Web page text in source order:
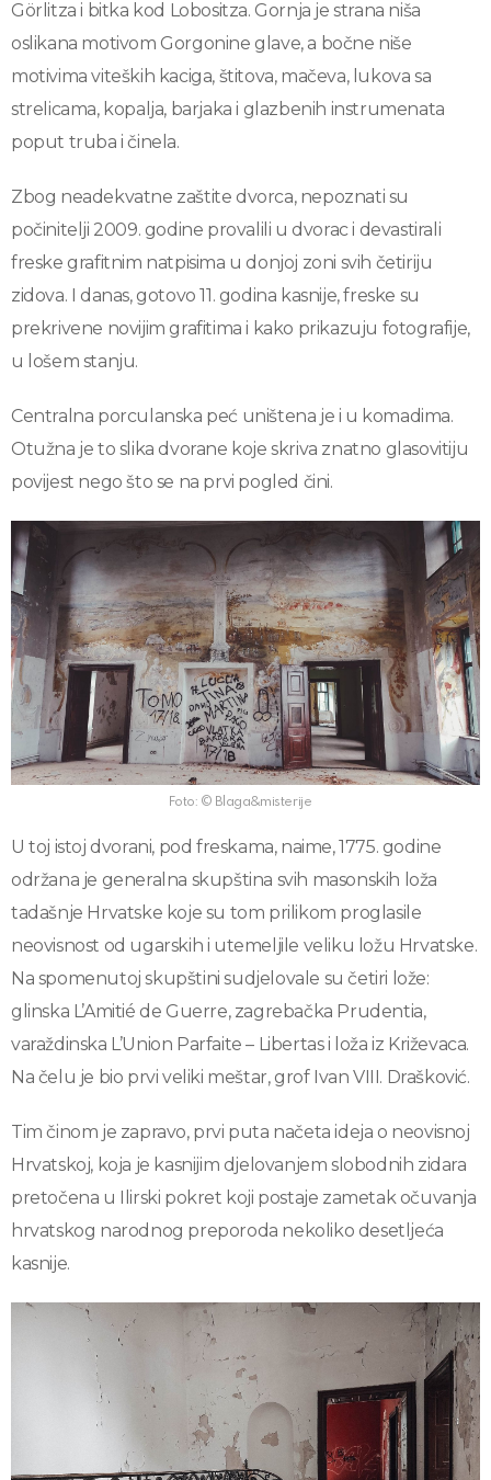
Görlitza i bitka kod Lobositza. Gornja je strana niša
oslikana motivom Gorgonine glave, a bočne niše
motivima viteških kaciga, štitova, mačeva, lukova sa
strelicama, kopalja, barjaka i glazbenih instrumenata
poput truba i činela.
Zbog neadekvatne zaštite dvorca, nepoznati su
počinitelji 2009. godine provalili u dvorac i devastirali
freske grafitnim natpisima u donjoj zoni svih četiriju
zidova. I danas, gotovo 11. godina kasnije, freske su
prekrivene novijim grafitima i kako prikazuju fotografije,
u lošem stanju.
Centralna porculanska peć uništena je i u komadima.
Otužna je to slika dvorane koje skriva znatno glasovitiju
povijest nego što se na prvi pogled čini.
Foto: © Blaga&misterije
U toj istoj dvorani, pod freskama, naime, 1775. godine
održana je generalna skupština svih masonskih loža
tadašnje Hrvatske koje su tom prilikom proglasile
neovisnost od ugarskih i utemeljile veliku ložu Hrvatske.
Na spomenutoj skupštini sudjelovale su četiri lože:
glinska L’Amitié de Guerre, zagrebačka Prudentia,
varaždinska L’Union Parfaite – Libertas i loža iz Križevaca.
Na čelu je bio prvi veliki meštar, grof Ivan VIII. Drašković.
Tim činom je zapravo, prvi puta načeta ideja o neovisnoj
Hrvatskoj, koja je kasnijim djelovanjem slobodnih zidara
pretočena u Ilirski pokret koji postaje zametak očuvanja
hrvatskog narodnog preporoda nekoliko desetljeća
kasnije.